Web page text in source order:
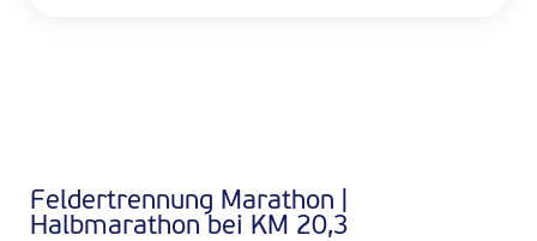
Feldertrennung Marathon |
Halbmarathon bei KM 20,3